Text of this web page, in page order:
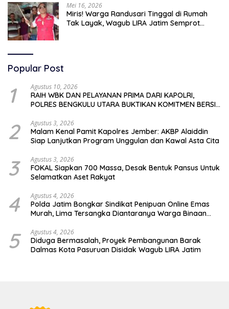
Mei 16, 2026
Miris! Warga Randusari Tinggal di Rumah
Tak Layak, Wagub LIRA Jatim Semprot
Popular Post
1 Agustus 10, 2026
RAIH WBK DAN PELAYANAN PRIMA DARI KAPOLRI,
POLRES BENGKULU UTARA BUKTIKAN KOMITMEN BERSIH
2 Agustus 3, 2026
Malam Kenal Pamit Kapolres Jember: AKBP Alaiddin
Siap Lanjutkan Program Unggulan dan Kawal Asta Cita
3 Agustus 3, 2026
FOKAL Siapkan 700 Massa, Desak Bentuk Pansus Untuk
Selamatkan Aset Rakyat
4 Agustus 4, 2026
Polda Jatim Bongkar Sindikat Penipuan Online Emas
Murah, Lima Tersangka Diantaranya Warga Binaan
5 Agustus 4, 2026
Diduga Bermasalah, Proyek Pembangunan Barak
Dalmas Kota Pasuruan Disidak Wagub LIRA Jatim